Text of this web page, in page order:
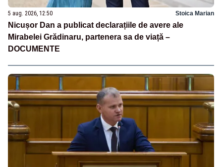
5 aug. 2026, 12:50 Stoica Marian
Nicușor Dan a publicat declarațiile de avere ale
Mirabelei Grădinaru, partenera sa de viață –
DOCUMENTE